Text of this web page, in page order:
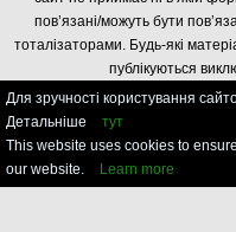
пов’язані/можуть бути
тоталізаторами. Будь-які
публікуються
Для зручності користування
Детальніше
тут
This website uses cookies to
our website.
Learn more